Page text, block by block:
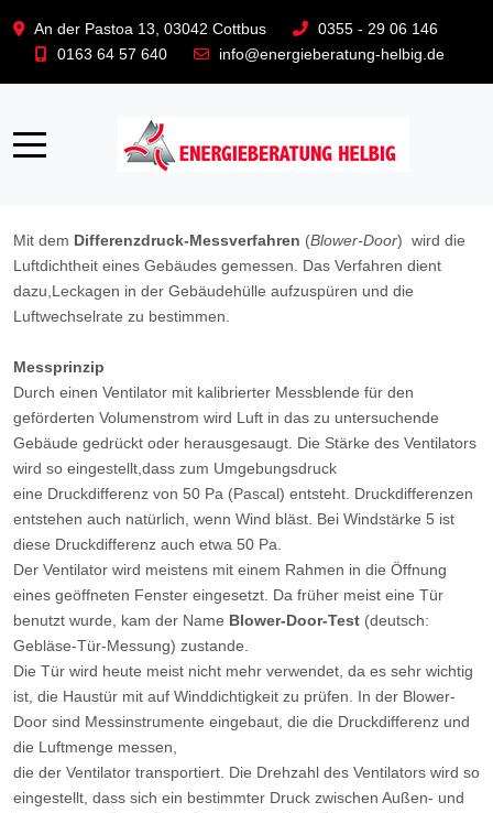
An der Pastoa 13, 03042 Cottbus
0355 - 29 06 146
0163 64 57 640
info@energieberatung-helbig.de
Mobile Menu Toggle
Blower-Door-Test
Mit dem Differenzdruck-Messverfahren (Blower-Door) wird die
Luftdichtheit eines Gebäudes gemessen. Das Verfahren dient
dazu,Leckagen in der Gebäudehülle aufzuspüren und die
Luftwechselrate zu bestimmen.
Messprinzip
Durch einen Ventilator mit kalibrierter Messblende für den
geförderten Volumenstrom wird Luft in das zu untersuchende
Gebäude gedrückt oder herausgesaugt. Die Stärke des Ventilators
wird so eingestellt,dass zum Umgebungsdruck
eine Druckdifferenz von 50 Pa (Pascal) entsteht. Druckdifferenzen
entstehen auch natürlich, wenn Wind bläst. Bei Windstärke 5 ist
diese Druckdifferenz auch etwa 50 Pa.
Der Ventilator wird meistens mit einem Rahmen in die Öffnung
eines geöffneten Fenster eingesetzt. Da früher meist eine Tür
benutzt wurde, kam der Name Blower-Door-Test (deutsch:
Gebläse-Tür-Messung) zustande.
Die Tür wird heute meist nicht mehr verwendet, da es sehr wichtig
ist, die Haustür mit auf Winddichtigkeit zu prüfen. In der Blower-
Door sind Messinstrumente eingebaut, die die Druckdifferenz und
die Luftmenge messen,
die der Ventilator transportiert. Die Drehzahl des Ventilators wird so
eingestellt, dass sich ein bestimmter Druck zwischen Außen- und